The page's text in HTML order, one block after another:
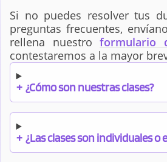
Si no puedes resolver tus
preguntas frecuentes,
rellena nuestro formulario
contestaremos a la mayor
+ ¿Cómo son nuestras clases?
+ ¿Las clases son individuales o